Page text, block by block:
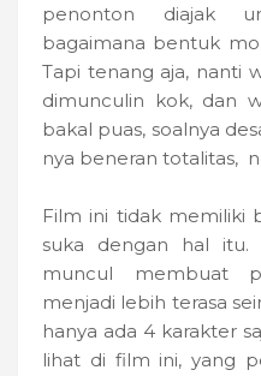
penonton diajak
bagaimana bentuk
Tapi tenang aja, nanti
dimunculin kok, dan
bakal puas, soalnya
nya beneran totalitas,
Film ini tidak memiliki
suka dengan hal itu.
muncul membuat
menjadi lebih terasa
hanya ada 4 karakter
lihat di film ini, yang